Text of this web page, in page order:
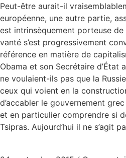
Peut-être aurait-il
européenne, une autre partie,
est intrinsèquement porteuse
vanté s’est progressivement
référence en matière de
Obama et son Secrétaire
ne voulaient-ils pas que la
ceux qui voient en la
d’accabler le gouvernement
et en particulier comprendre si
Tsipras. Aujourd’hui il ne s’agit